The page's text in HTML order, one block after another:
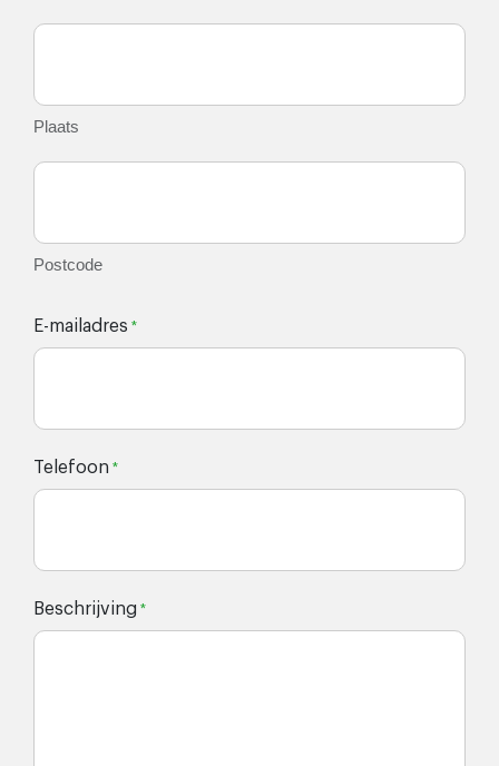
Plaats
Postcode
E-mailadres *
Telefoon *
Beschrijving *